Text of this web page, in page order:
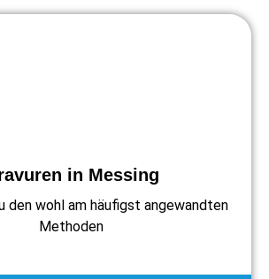
in Messing
den wohl am häufigst angewandten
Methoden